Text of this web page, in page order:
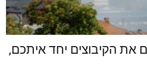
את הקיבוצים יחד איתכם,